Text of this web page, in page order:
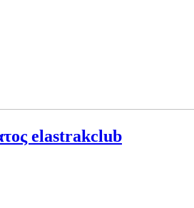
elastrakclub